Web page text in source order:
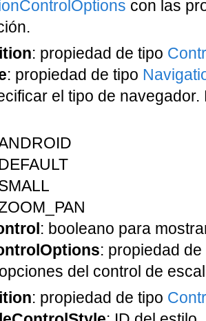
con las
: propiedad de tipo
: propiedad de tipo
el tipo de
: booleano para
: propiedad
del control de
: propiedad de tipo